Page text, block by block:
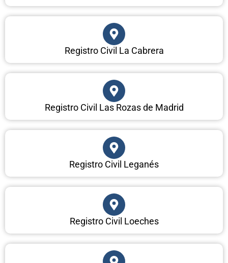
Registro Civil La Cabrera
Registro Civil Las Rozas de Madrid
Registro Civil Leganés
Registro Civil Loeches